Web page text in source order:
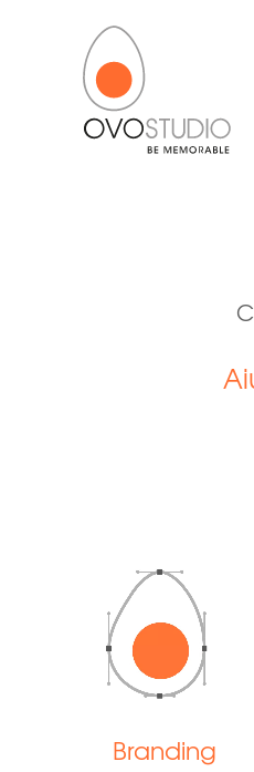
Branding